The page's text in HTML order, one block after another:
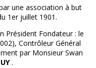
une association à but
1er juillet 1901.
Président Fondateur : le
Contrôleur Général
par Monsieur Swan
.